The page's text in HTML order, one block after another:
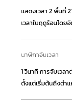
แสดงเวลา 2 พื้นที่
เวลาในฤดูร้อนโดย
นาฬิกาจับเวลา
1 วินาที การจับเวลา
ตั้งแต่เริ่มต้นถึงตำ